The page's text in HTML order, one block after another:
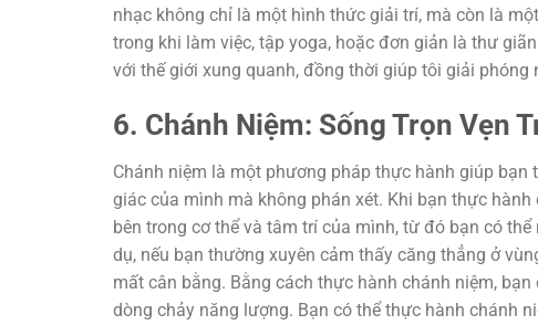
nhạc không chỉ là một hình thức giải trí, mà còn là
trong khi làm việc, tập yoga, hoặc đơn giản là thư
với thế giới xung quanh, đồng thời giúp tôi giải
6. Chánh Niệm: Sống Trọn Vẹn
Chánh niệm là một phương pháp thực hành giúp
giác của mình mà không phán xét. Khi bạn thực
bên trong cơ thể và tâm trí của mình, từ đó bạn có
dụ, nếu bạn thường xuyên cảm thấy căng thẳng ở
mất cân bằng. Bằng cách thực hành chánh niệm,
dòng chảy năng lượng. Bạn có thể thực hành chánh